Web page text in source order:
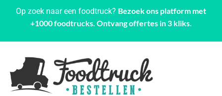
Op zoek naar een foodtruck? Bezoek ons platform met
+1000 foodtrucks. Ontvang offertes in 3 kliks.